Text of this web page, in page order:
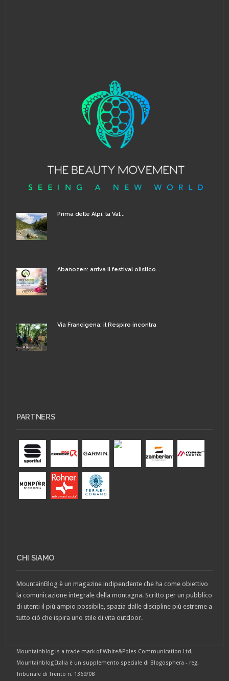
Prima delle Alpi, la Val...
Abanozen: arriva il festival olistico...
Via Francigena: il Respiro incontra
PARTNERS
CHI SIAMO
MountainBlog è un magazine indipendente che ha come obiettivo
la comunicazione integrale della montagna. Scritto per un pubblico
di utenti il più ampio possibile, spazia dalle discipline più estreme a
tutto ciò che ispira uno stile di vita outdoor.
Mountainblog is a trade mark of White&Poles Communication Ltd.
Mountainblog Italia è un supplemento speciale di Blogosphera - reg.
Tribunale di Trento n. 1369/08